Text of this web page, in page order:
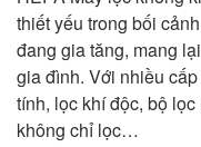
thiết yếu trong bối
đang gia tăng, mang
gia đình. Với nhiều
tính, lọc khí độc, bộ
không chỉ lọc…